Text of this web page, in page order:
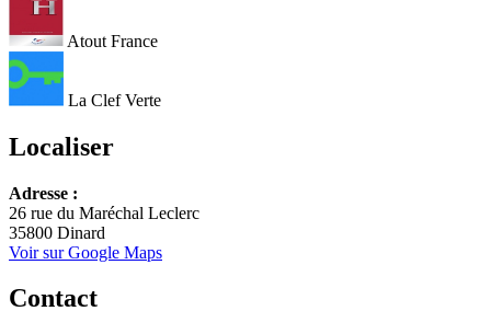
Atout France
La Clef Verte
Localiser
+
−
Adresse :
26 rue du Maréchal Leclerc
35800 Dinard
Voir sur Google Maps
Contact